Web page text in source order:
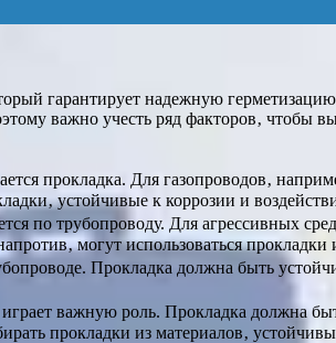
гарантирует надежную
важно учесть ряд факторов‚ чтобы
прокладка. Для газопроводов‚
устойчивые к коррозии и
по трубопроводу. Для агрессивных
могут использоваться прокладки
Прокладка должна быть
важную роль. Прокладка должна
прокладки из материалов‚